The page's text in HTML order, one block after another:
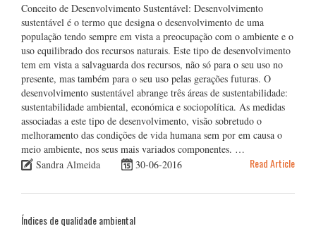
Conceito de Desenvolvimento Sustentável: Desenvolvimento
sustentável é o termo que designa o desenvolvimento de uma
população tendo sempre em vista a preocupação com o ambiente e o
uso equilibrado dos recursos naturais. Este tipo de desenvolvimento
tem em vista a salvaguarda dos recursos, não só para o seu uso no
presente, mas também para o seu uso pelas gerações futuras. O
desenvolvimento sustentável abrange três áreas de sustentabilidade:
sustentabilidade ambiental, económica e sociopolítica. As medidas
associadas a este tipo de desenvolvimento, visão sobretudo o
melhoramento das condições de vida humana sem por em causa o
meio ambiente, nos seus mais variados componentes. …
Sandra Almeida
30-06-2016 Read Article
Índices de qualidade ambiental